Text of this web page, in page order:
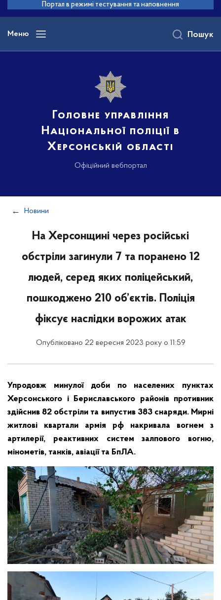
основного
вмісту
Портал в режимі тестування та наповнення
Меню
Головне управління
Національної поліції в
Херсонській області
Офіційний вебпортал
Пошук
Новини
На Херсонщині через російські
обстріли загинули 7 та поранено 12
людей, серед яких поліцейський,
пошкоджено 210 об’єктів. Поліція
фіксує наслідки ворожих атак
Опубліковано 22 вересня 2023 року о 11:59
Упродовж минулої доби по населених пунктах
Херсонського і Бериславського районів противник
здійснив 82 обстріли та випустив 383 снаряди. Мирні
житлові квартали армія рф накривала вогнем з
артилерії, реактивних систем залпового вогню,
мінометів, танків, авіації та БпЛА.